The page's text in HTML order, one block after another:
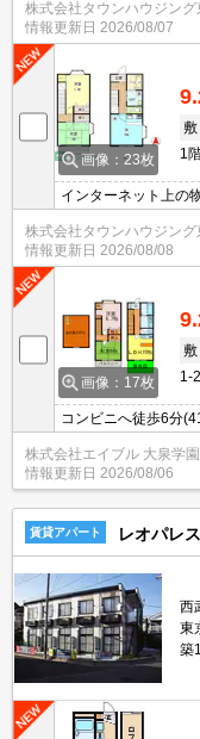
バー1のタウンハウ
株式会社タウンハウジン
情報更新日 2026/08/07
画像：23枚
敷
1
インターネット上の
します。お気軽にお
バー1のタウンハウ
株式会社タウンハウジン
情報更新日 2026/08/08
画像：17枚
敷
1-
コンビニへ徒歩6分
納付。駐車場は敷地
証会社加入要(初回保
株式会社エイブル 大泉学
情報更新日 2026/08/06
賃貸アパート レオパレ
西
東
築